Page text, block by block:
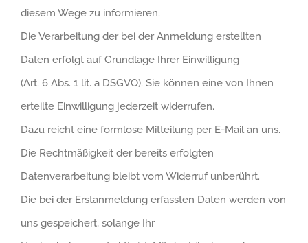
diesem Wege zu informieren.
Die Verarbeitung der bei der Anmeldung erstellten
Daten erfolgt auf Grundlage Ihrer Einwilligung
(Art. 6 Abs. 1 lit. a DSGVO). Sie können eine von Ihnen
erteilte Einwilligung jederzeit widerrufen.
Dazu reicht eine formlose Mitteilung per E-Mail an uns.
Die Rechtmäßigkeit der bereits erfolgten
Datenverarbeitung bleibt vom Widerruf unberührt.
Die bei der Erstanmeldung erfassten Daten werden von
uns gespeichert, solange Ihr